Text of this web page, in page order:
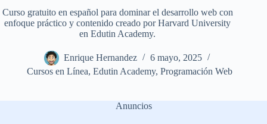
Curso gratuito en español para dominar el desarrollo web con
enfoque práctico y contenido creado por Harvard University
en Edutin Academy.
Enrique Hernandez
6 mayo, 2025
Cursos en Línea, Edutin Academy, Programación Web
Anuncios